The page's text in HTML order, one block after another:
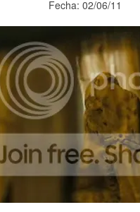
Fecha: 02/06/11